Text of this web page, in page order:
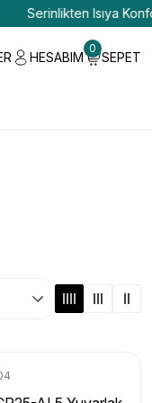
Isıya Konfor
HESABIM SEPET
0